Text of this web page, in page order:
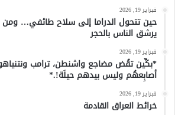
فبراير 19, 2026
حين تتحول الدراما إلى سلاح طائفي… ومن
يرشق الناس بالحجر
فبراير 19, 2026
*بكِّين تقُض مضاجع واشنطن، ترامب
أصابِعهُم وليس بيدهم حيلَة!.*
فبراير 19, 2026
خرائط العراق القادمة